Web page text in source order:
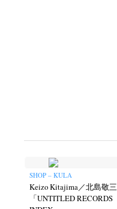
SHOP – KULA
Keizo Kitajima／北島敬三
「UNTITLED RECORDS